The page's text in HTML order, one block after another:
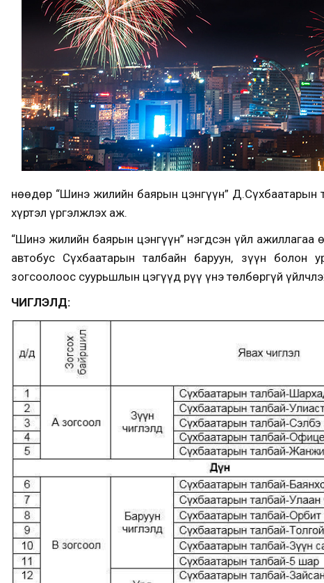
Өнөөдөр “Шинэ жилийн баярын цэнгүүн”
хүртэл үргэлжлэх аж.
“Шинэ жилийн баярын цэнгүүн” нэгдсэн үйл
автобус Сүхбаатарын талбайн баруун, зүүн болон
зогсоолоос суурьшлын цэгүүд рүү үнэ төлбөргүй
ЧИГЛЭЛҮҮД: